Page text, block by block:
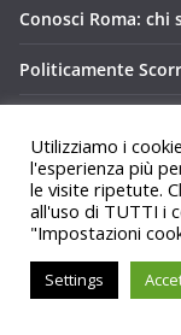
Conosci Roma: chi
Politicamente
Copyright ©
Tema:
Utilizziamo i
l'esperienza più
le visite ripetute.
all'uso di TUTTI i
"Impostazioni
Settings